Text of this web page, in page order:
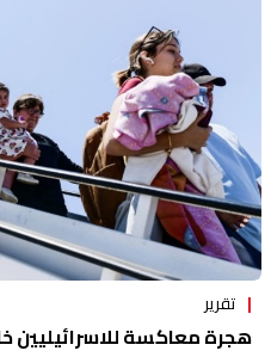
تقرير
هجرة معاكسة للاسرائيليين